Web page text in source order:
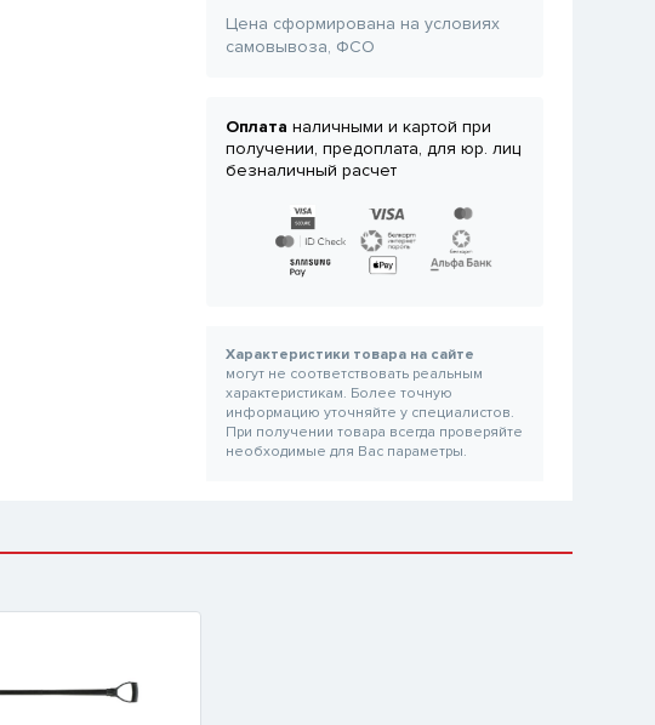
Цена сформирована на условиях
самовывоза, ФСО
Оплата наличными и картой при
получении, предоплата, для юр. лиц
безналичный расчет
Характеристики товара на сайте
могут не соответствовать реальным
характеристикам. Более точную
информацию уточняйте у специалистов.
При получении товара всегда проверяйте
необходимые для Вас параметры.